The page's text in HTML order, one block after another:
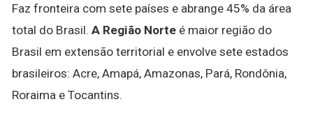
Faz fronteira com sete países e abrange 45% da área
total do Brasil. A Região Norte é maior região do
Brasil em extensão territorial e envolve sete estados
brasileiros: Acre, Amapá, Amazonas, Pará, Rondônia,
Roraima e Tocantins.